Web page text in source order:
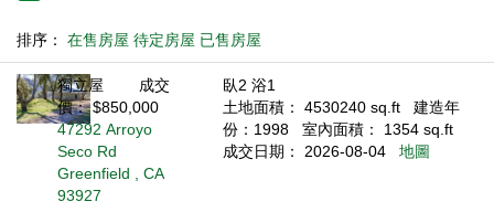
排序： 在售房屋 待定房屋 已售房屋
獨立屋
成交
價： $850,000
47292 Arroyo
Seco Rd
Greenfield , CA
93927
臥2 浴1
土地面積： 4530240 sq.ft
建造年
份：1998
室內面積： 1354 sq.ft
成交日期： 2026-08-04
地圖